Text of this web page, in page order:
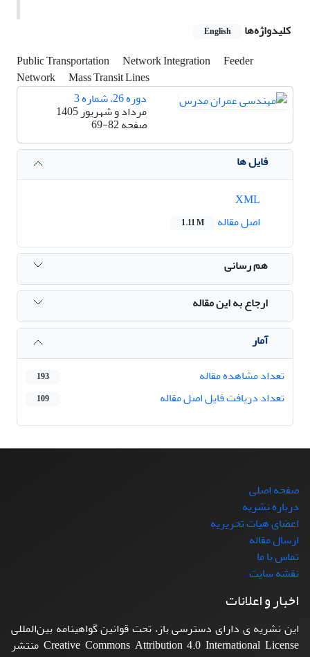
کلیدواژه‌ها
English
Public Transportation Network Integration
Feeder
Network
Mass Transit Lines
دوره 26، شماره 3
مرداد و شهریور 1405
صفحه69-82
فایل ها
اصل مقاله
1.11 M
هم رسانی
ارجاع به این مقاله
آمار
تعداد مشاهده مقاله
193
تعداد دریافت فایل اصل مقاله 109
صفحه اصلی
درباره نشریه
اعضای هیات تحریریه
ارسال مقاله
تماس با ما
نقشه سایت
اخبار و اعلانات
این نشریه ی دارای دسترسی باز، تحت قوانین گواهینامه بین‌المللی
Creative Commons Attribution 4.0 International License منتشر